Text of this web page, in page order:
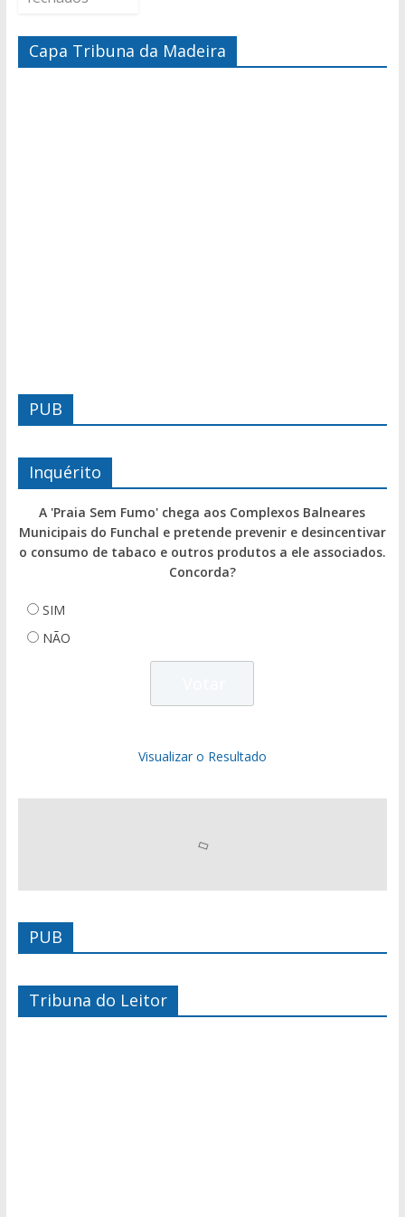
Capa Tribuna da Madeira
PUB
Inquérito
A 'Praia Sem Fumo' chega aos Complexos Balneares
Municipais do Funchal e pretende prevenir e desincentivar
o consumo de tabaco e outros produtos a ele associados.
Concorda?
SIM
NÃO
Visualizar o Resultado
PUB
Tribuna do Leitor